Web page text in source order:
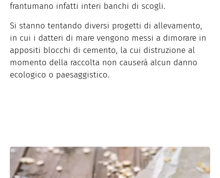
frantumano infatti interi banchi di scogli.
Si stanno tentando diversi progetti di allevamento,
in cui i datteri di mare vengono messi a dimorare in
appositi blocchi di cemento, la cui distruzione al
momento della raccolta non causerà alcun danno
ecologico o paesaggistico.